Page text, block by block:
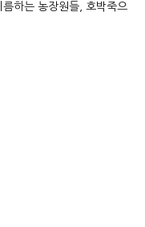
름하는 농장원들, 호박죽으